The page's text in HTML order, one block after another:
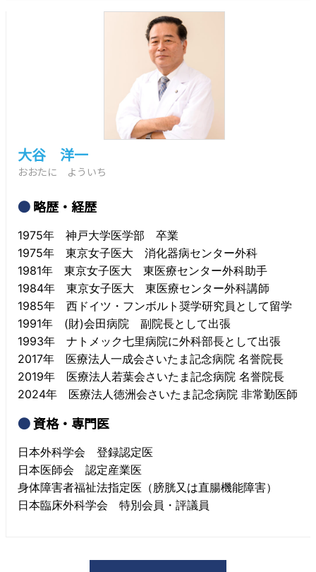
大谷 洋一
おおたに よういち
略歴・経歴
1975年 神戸大学医学部 卒業
1975年 東京女子医大 消化器病センター外科
1981年 東京女子医大 東医療センター外科助手
1984年 東京女子医大 東医療センター外科講師
1985年 西ドイツ・フンボルト奨学研究員として留学
1991年 (財)会田病院 副院長として出張
1993年 ナトメック七里病院に外科部長として出張
2017年 医療法人一成会さいたま記念病院 名誉院長
2019年 医療法人若葉会さいたま記念病院 名誉院長
2024年 医療法人徳洲会さいたま記念病院 非常勤医師
資格・専門医
日本外科学会 登録認定医
日本医師会 認定産業医
身体障害者福祉法指定医（膀胱又は直腸機能障害）
日本臨床外科学会 特別会員・評議員